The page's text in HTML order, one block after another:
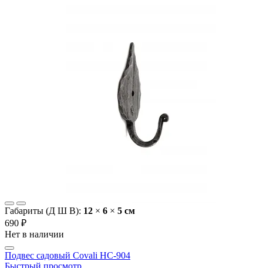
Габариты (Д Ш В): 12 × 6 × 5 cм
690 ₽
Нет в наличии
Подвес садовый Covali HC-904